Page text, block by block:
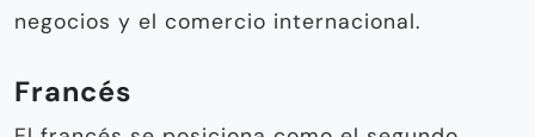
negocios y el comercio internacional.
Francés